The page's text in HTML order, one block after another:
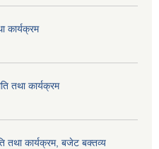
कार्यक्रम
तथा कार्यक्रम
तथा कार्यक्रम, बजेट बक्तव्य